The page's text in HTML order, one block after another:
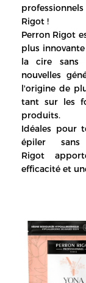
Rigot !
Perron Rigot
plus
la cire sans
nouvelles
l'origine de
tant sur les
produits.
Idéales pour
épiler sans
Rigot
efficacité et